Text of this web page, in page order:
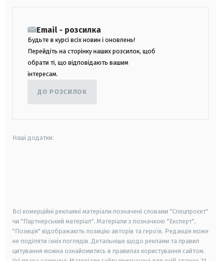
Email - розсилка
Будьте в курсі всіх новин і оновлень!
Перейдіть на сторінку наших розсилок, щоб
обрати ті, що відповідають вашим
інтересам.
ДО РОЗСИЛОК
Наші додатки:
Всі комерційні рекламні матеріали позначені словами "Спецпроєкт"
чи "Партнерський матеріал". Матеріали з позначкою "Експерт",
"Позиція" відображають позицію авторів та героїв. Редакція може
не поділяти їхніх поглядів. Детальніше щодо реклами та правил
цитування можна ознайомитись в правилах користування сайтом.